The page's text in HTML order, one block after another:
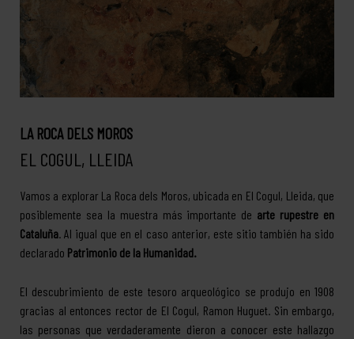
LA ROCA DELS MOROS
EL COGUL, LLEIDA
Vamos a explorar La Roca dels Moros, ubicada en El Cogul, Lleida, que
posiblemente sea la muestra más importante de arte rupestre en
Cataluña . Al igual que en el caso anterior, este sitio también ha sido
declarado Patrimonio de la Humanidad.
El descubrimiento de este tesoro arqueológico se produjo en 1908
gracias al entonces rector de El Cogul, Ramon Huguet. Sin embargo,
las personas que verdaderamente dieron a conocer este hallazgo